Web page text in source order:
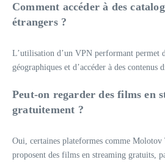
Comment accéder à des
étrangers ?
L’utilisation d’un VPN performant permet
géographiques et d’accéder à des contenus
Peut-on regarder des films en
gratuitement ?
Oui, certaines plateformes comme
proposent des films en streaming gratuits,